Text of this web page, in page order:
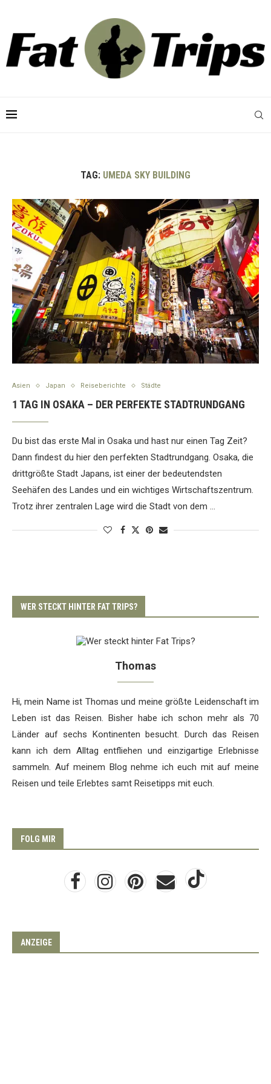
TAG: UMEDA SKY BUILDING
Asien Japan Reiseberichte Städte
1 TAG IN OSAKA – DER PERFEKTE STADTRUNDGANG
Du bist das erste Mal in Osaka und hast nur einen Tag Zeit?
Dann findest du hier den perfekten Stadtrundgang. Osaka, die
drittgrößte Stadt Japans, ist einer der bedeutendsten
Seehäfen des Landes und ein wichtiges Wirtschaftszentrum.
Trotz ihrer zentralen Lage wird die Stadt von dem …
WER STECKT HINTER FAT TRIPS?
Thomas
Hi, mein Name ist Thomas und meine größte Leidenschaft im
Leben ist das Reisen. Bisher habe ich schon mehr als 70
Länder auf sechs Kontinenten besucht. Durch das Reisen
kann ich dem Alltag entfliehen und einzigartige Erlebnisse
sammeln. Auf meinem Blog nehme ich euch mit auf meine
Reisen und teile Erlebtes samt Reisetipps mit euch.
FOLG MIR
ANZEIGE